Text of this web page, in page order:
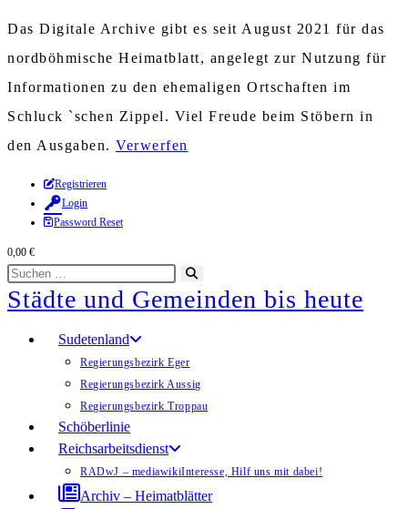
Das Digitale Archive gibt es seit August 2021 für das
nordböhmische Heimatblatt, angelegt zur Nutzung für
Informationen zu den ehemaligen Ortschaften im
Schluck `schen Zippel. Viel Freude beim Stöbern in
den Ausgaben. Verwerfen
Zum
Inhalt
springen
Registrieren
Login
Password Reset
0,00 €
Diese
Website
durchsuchen
starten
Städte und Gemeinden bis heute
Sudetenland
Regierungsbezirk Eger
Regierungsbezirk Aussig
Regierungsbezirk Troppau
Schöberlinie
Reichsarbeitsdienst
RADwJ – mediawikiInteresse, Hilf uns mit dabei!
Archiv – Heimatblätter